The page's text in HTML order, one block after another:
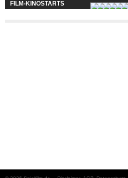
FILM-KINOSTARTS